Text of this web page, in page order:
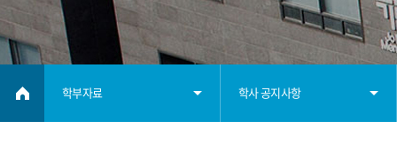
학부자료 학사 공지사항